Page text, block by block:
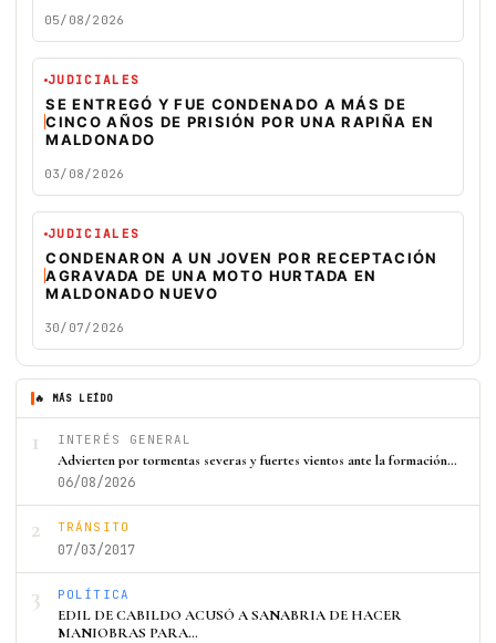
05/08/2026
JUDICIALES
SE ENTREGÓ Y FUE CONDENADO A MÁS DE
CINCO AÑOS DE PRISIÓN POR UNA RAPIÑA EN
MALDONADO
03/08/2026
JUDICIALES
CONDENARON A UN JOVEN POR RECEPTACIÓN
AGRAVADA DE UNA MOTO HURTADA EN
MALDONADO NUEVO
30/07/2026
🔥 MÁS LEÍDO
1 INTERÉS GENERAL
Advierten por tormentas severas y fuertes vientos ante la formación…
06/08/2026
2 TRÁNSITO
07/03/2017
3 POLÍTICA
EDIL DE CABILDO ACUSÓ A SANABRIA DE HACER
MANIOBRAS PARA…